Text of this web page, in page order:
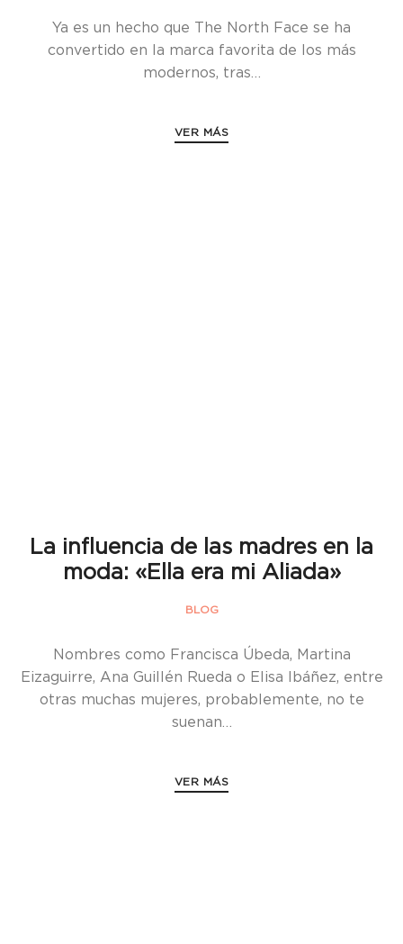
Ya es un hecho que The North Face se ha
convertido en la marca favorita de los más
modernos, tras…
VER MÁS
La influencia de las madres en la
moda: «Ella era mi Aliada»
BLOG
Nombres como Francisca Úbeda, Martina
Eizaguirre, Ana Guillén Rueda o Elisa Ibáñez, entre
otras muchas mujeres, probablemente, no te
suenan…
VER MÁS